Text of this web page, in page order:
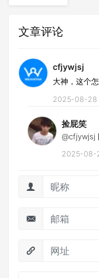
文章评论
cfjywjsj
大神，这个
2025-08-28
捡屁笑
@cfjywjsj
2025-08-